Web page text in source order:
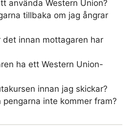
använda Western Union?
tillbaka om jag ångrar
det innan mottagaren har
ha ett Western Union-
innan jag skickar?
pengarna inte kommer fram?